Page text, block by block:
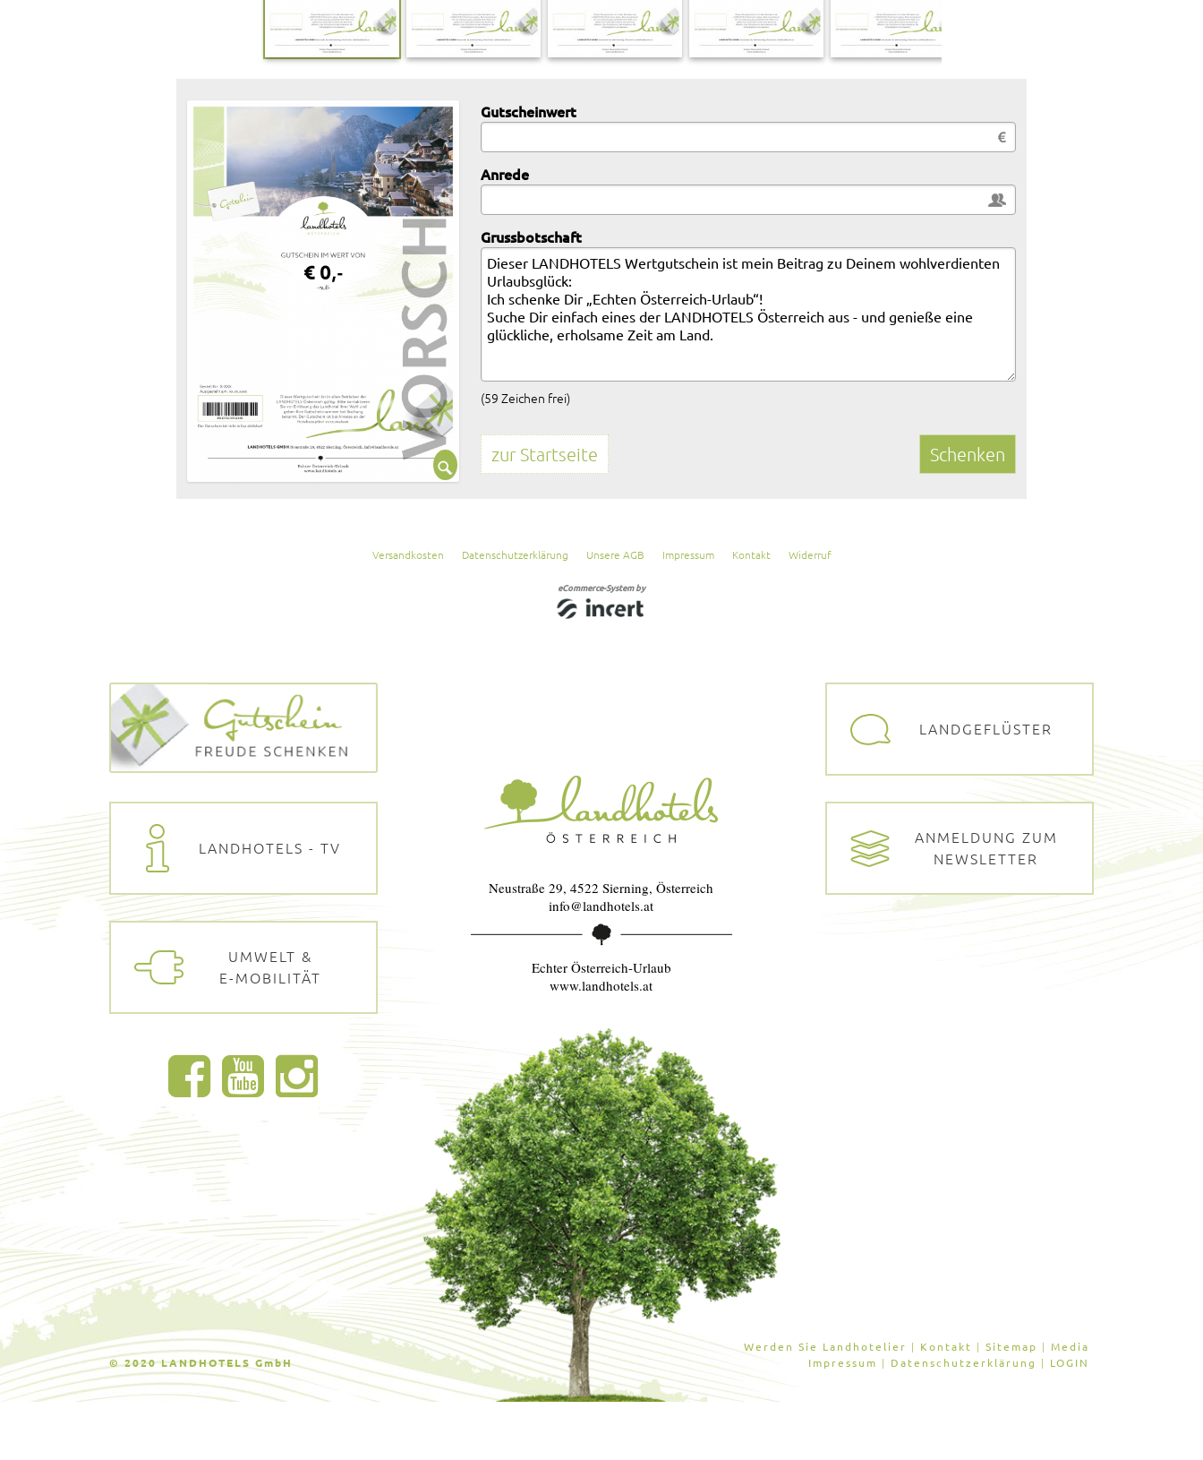
LANDHOTELS - TV
UMWELT &
E-MOBILITÄT
Neustraße 29, 4522 Sierning, Österreich
info@landhotels.at
Echter Österreich-Urlaub
www.landhotels.at
LANDGEFLÜSTER
ANMELDUNG ZUM
NEWSLETTER
© 2020 LANDHOTELS GmbH
Werden Sie Landhotelier | Kontakt | Sitemap | Media
Impressum | Datenschutzerklärung | LOGIN